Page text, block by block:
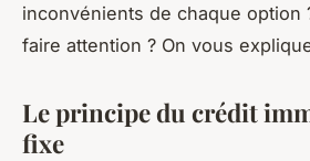
inconvénients de chaque option
faire attention ? On vous
Le principe du crédit
fixe